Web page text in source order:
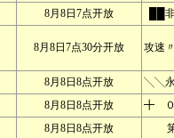
8月8日7点开放 ██
8月8日7点30分开放 攻速
8月8日8点开放
╲╲
8月8日8点开放
╋ ０
8月8日8点开放